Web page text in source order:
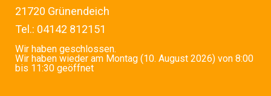
21720 Grünendeich
Tel.: 04142 812151
Wir haben geschlossen.
Wir haben wieder am Montag (10. August 2026) von 8:00
bis 11:30 geöffnet